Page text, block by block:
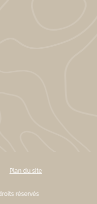
Plan du site
réservés